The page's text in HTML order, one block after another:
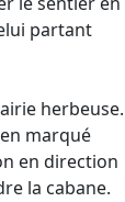
partant
herbeuse.
marqué
en direction
la cabane.